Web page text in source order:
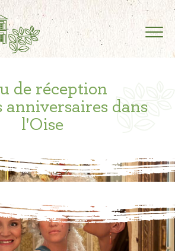
de réception
anniversaires dans
l'Oise